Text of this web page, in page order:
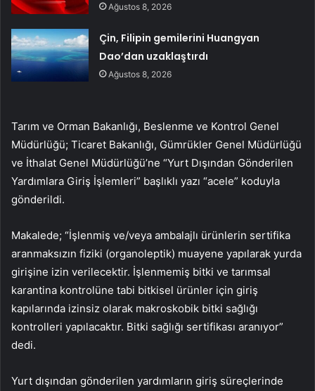
Ağustos 8, 2026
Çin, Filipin gemilerini Huangyan
Dao’dan uzaklaştırdı
Ağustos 8, 2026
Tarım ve Orman Bakanlığı, Beslenme ve Kontrol Genel
Müdürlüğü; Ticaret Bakanlığı, Gümrükler Genel Müdürlüğü
ve İthalat Genel Müdürlüğü’ne “Yurt Dışından Gönderilen
Yardımlara Giriş İşlemleri” başlıklı yazı “acele” koduyla
gönderildi.
Makalede; “İşlenmiş ve/veya ambalajlı ürünlerin sertifika
aranmaksızın fiziki (organoleptik) muayene yapılarak yurda
girişine izin verilecektir. İşlenmemiş bitki ve tarımsal
karantina kontrolüne tabi bitkisel ürünler için giriş
kapılarında izinsiz olarak makroskobik bitki sağlığı
kontrolleri yapılacaktır. Bitki sağlığı sertifikası aranıyor”
dedi.
Yurt dışından gönderilen yardımların giriş süreçlerinde